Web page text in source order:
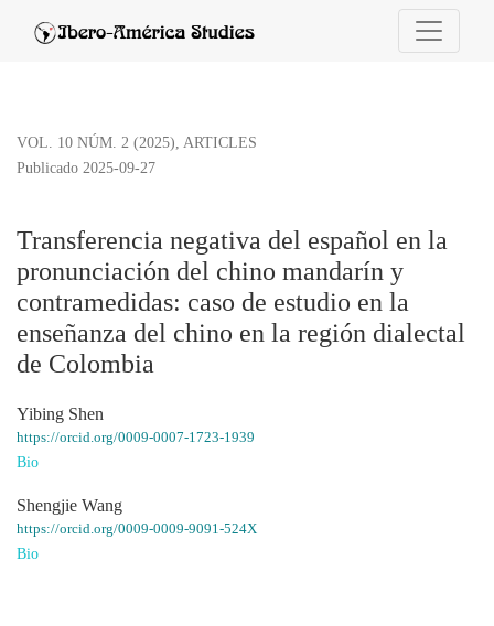
Transferencia negativa del español en la pronunciación del chino
VOL. 10 NÚM. 2 (2025), ARTICLES
Transferencia negativa del español en la
pronunciación del chino mandarín y
contramedidas: caso de estudio en la
enseñanza del chino en la región dialectal
de Colombia
Publicado 2025-09-27
Yibing Shen
https://orcid.org/0009-0007-1723-1939
Bio
Shengjie Wang
https://orcid.org/0009-0009-9091-524X
Bio